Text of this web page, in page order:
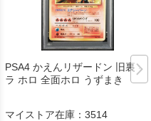
PSA4 かえんリザードン 旧裏 キ
ラ ホロ 全面ホロ うずまき
マイストア在庫： 3514